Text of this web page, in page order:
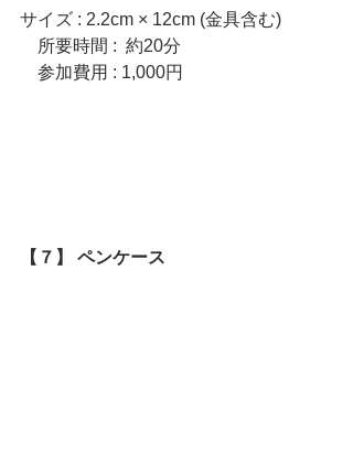
サイズ : 2.2cm × 12cm (金具含む)
所要時間 :  約20分
参加費用 : 1,000円
【７】 ペンケース